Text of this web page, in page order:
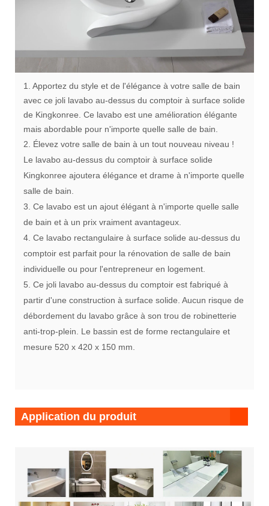
1. Apportez du style et de l'élégance à votre salle de bain
avec ce joli lavabo au-dessus du comptoir à surface solide
de Kingkonree. Ce lavabo est une amélioration élégante
mais abordable pour n'importe quelle salle de bain.
2. Élevez votre salle de bain à un tout nouveau niveau !
Le lavabo au-dessus du comptoir à surface solide
Kingkonree ajoutera élégance et drame à n'importe quelle
salle de bain.
3. Ce lavabo est un ajout élégant à n'importe quelle salle
de bain et à un prix vraiment avantageux.
4. Ce lavabo rectangulaire à surface solide au-dessus du
comptoir est parfait pour la rénovation de salle de bain
individuelle ou pour l'entrepreneur en logement.
5. Ce joli lavabo au-dessus du comptoir est fabriqué à
partir d'une construction à surface solide. Aucun risque de
débordement du lavabo grâce à son trou de robinetterie
anti-trop-plein. Le bassin est de forme rectangulaire et
mesure 520 x 420 x 150 mm.
Application du produit